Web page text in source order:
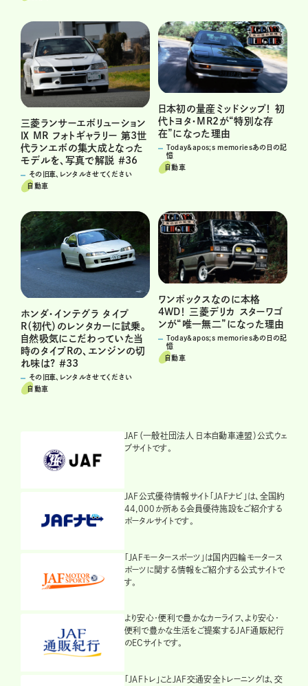
三菱ランサーエボリューション
Ⅸ MR フォトギャラリー 第3世
代ランエボの集大成となった
モデルを、写真で解説 ＃36
その旧車、レンタルさせてください
自動車
日本初の量産ミッドシップ！ 初
代トヨタ・MR2が“特別な存
在”になった理由
Today&apos;s memoriesあの日の記
憶
自動車
ホンダ・インテグラ タイプ
R（初代）のレンタカーに試乗。
自然吸気にこだわっていた当
時のタイプRの、エンジンの切
れ味は? ＃33
その旧車、レンタルさせてください
自動車
ワンボックスなのに本格
4WD！ 三菱デリカ スターワゴ
ンが“唯一無二”になった理由
Today&apos;s memoriesあの日の記
憶
自動車
JAF（一般社団法人 日本自動車連盟）公式ウェ
ブサイトです。
JAF公式優待情報サイト「JAFナビ」は、全国約
44,000か所ある会員優待施設をご紹介する
ポータルサイトです。
「JAFモータースポーツ」は国内四輪モータース
ポーツに関する情報をご紹介する公式サイトで
す。
より安心・便利で豊かなカーライフ、より安心・
便利で豊かな生活をご提案するJAF通販紀行
のECサイトです。
「JAFトレ」ことJAF交通安全トレーニングは、交